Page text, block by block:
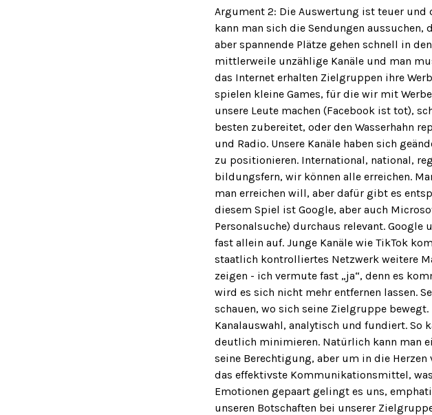
Argument 2: Die Auswertung ist teuer und
kann man sich die Sendungen
aber spannende Plätze gehen schnell in
mittlerweile unzählige Kanäle und man
das Internet erhalten Zielgruppen ihre
spielen kleine Games, für die wir mit
unsere Leute machen (Facebook ist tot),
besten zubereitet, oder den Wasserhahn
und Radio. Unsere Kanäle haben sich
zu positionieren. International, national,
bildungsfern, wir können alle erreichen.
man erreichen will, aber dafür gibt es
diesem Spiel ist Google, aber auch
Personalsuche) durchaus relevant.
fast allein auf. Junge Kanäle wie TikTok
staatlich kontrolliertes Netzwerk weitere
zeigen - ich vermute fast „ja“, denn es
wird es sich nicht mehr entfernen lassen.
schauen, wo sich seine Zielgruppe
Kanalauswahl, analytisch und fundiert. So
deutlich minimieren. Natürlich kann man
seine Berechtigung, aber um in die
das effektivste Kommunikationsmittel,
Emotionen gepaart gelingt es uns,
unseren Botschaften bei unserer